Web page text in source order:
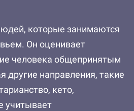
которые занимаются
Он оценивает
человека общепринятым
другие направления, такие
кето,
учитывает